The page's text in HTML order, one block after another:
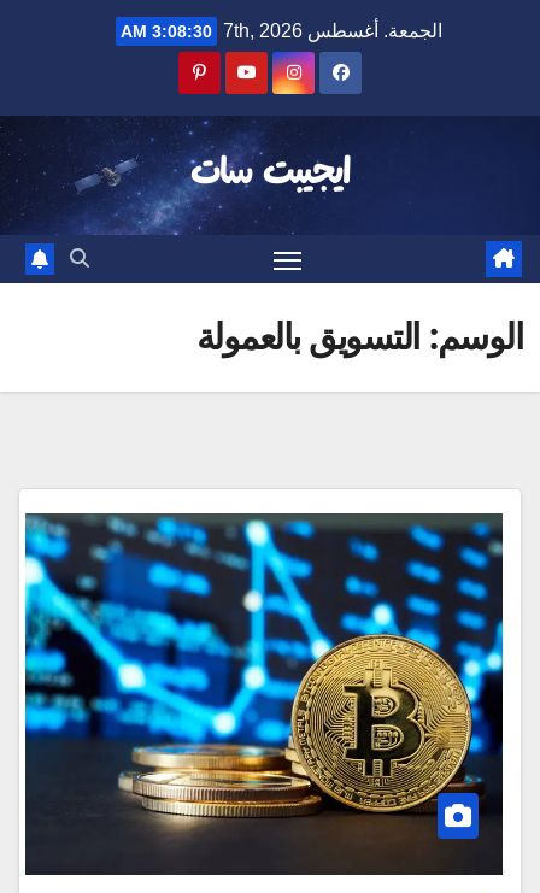
الجمعة. أغسطس 7th, 2026 3:08:30 AM
ايجيبت سات
الوسم:التسويق بالعمولة